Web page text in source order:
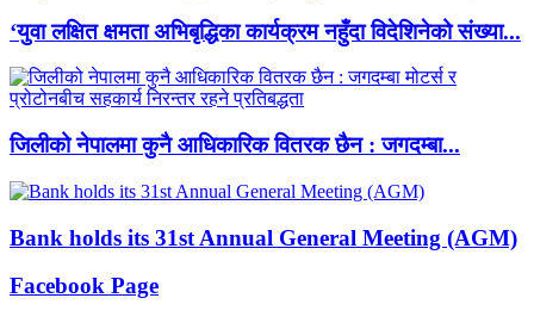
‘युवा लक्षित क्षमता अभिबृद्धिका कार्यक्रम नहुँदा विदेशिनेको संख्या...
जिलीको नेपालमा कुनै आधिकारिक वितरक छैन : जगदम्बा...
Bank holds its 31st Annual General Meeting (AGM)
Facebook Page